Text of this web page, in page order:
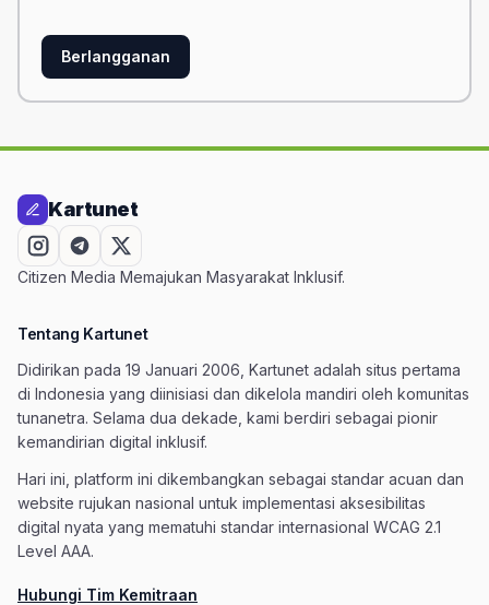
Berlangganan
Kartunet
Citizen Media Memajukan Masyarakat Inklusif.
Tentang Kartunet
Didirikan pada 19 Januari 2006, Kartunet adalah situs pertama
di Indonesia yang diinisiasi dan dikelola mandiri oleh komunitas
tunanetra. Selama dua dekade, kami berdiri sebagai pionir
kemandirian digital inklusif.
Hari ini, platform ini dikembangkan sebagai standar acuan dan
website rujukan nasional untuk implementasi aksesibilitas
digital nyata yang mematuhi standar internasional WCAG 2.1
Level AAA.
Hubungi Tim Kemitraan